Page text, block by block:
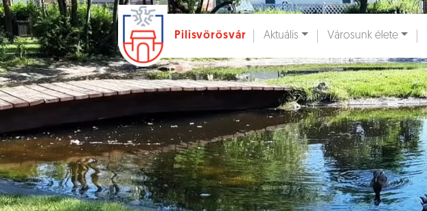
Ugrás a fő tartalomhoz
Pilisvörösvár Aktuális Városunk élete
Hírek [] Események []